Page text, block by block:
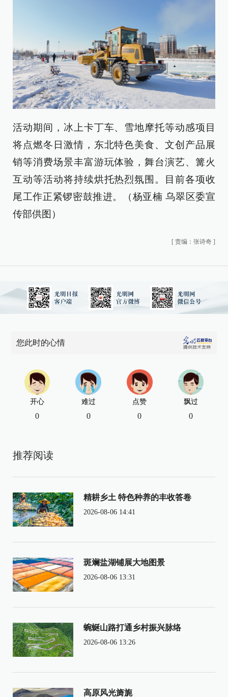
活动期间，冰上卡丁车、雪地摩托等动感项目
将点燃冬日激情，东北特色美食、文创产品展
销等消费场景丰富游玩体验，舞台演艺、篝火
互动等活动将持续烘托热烈氛围。目前各项收
尾工作正紧锣密鼓推进。（杨亚楠 乌翠区委宣
传部供图）
[ 责编：张诗奇 ]
您此时的心情
开心
0
难过
0
点赞
0
飘过
0
推荐阅读
精耕乡土 特色种养的丰收答卷
2026-08-06 14:41
斑斓盐湖铺展大地图景
2026-08-06 13:31
蜿蜒山路打通乡村振兴脉络
2026-08-06 13:26
高原风光旖旎